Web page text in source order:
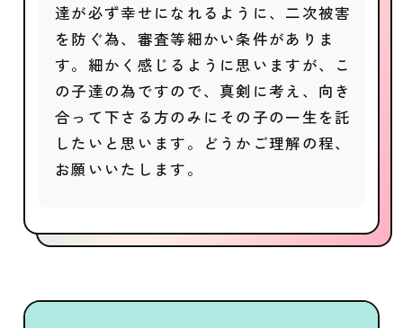
達が必ず幸せになれるように、二次被害
を防ぐ為、審査等細かい条件がありま
す。細かく感じるように思いますが、こ
の子達の為ですので、真剣に考え、向き
合って下さる方のみにその子の一生を託
したいと思います。どうかご理解の程、
お願いいたします。